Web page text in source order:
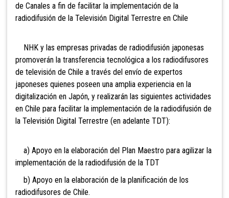
de Canales a fin de facilitar la implementación de la
radiodifusión de la Televisión Digital Terrestre en Chile
NHK y las empresas privadas de radiodifusión japonesas
promoverán la transferencia tecnológica a los radiodifusores
de televisión de Chile a través del envío de expertos
japoneses quienes poseen una amplia experiencia en la
digitalización en Japón, y realizarán las siguientes actividades
en Chile para facilitar la implementación de la radiodifusión de
la Televisión Digital Terrestre (en adelante TDT):
a) Apoyo en la elaboración del Plan Maestro para agilizar la
implementación de la radiodifusión de la TDT
b) Apoyo en la elaboración de la planificación de los
radiodifusores de Chile.